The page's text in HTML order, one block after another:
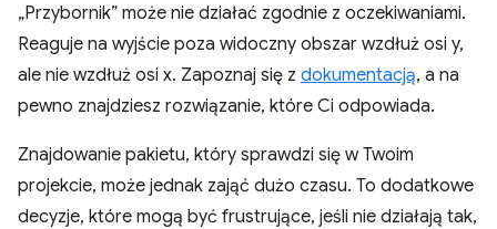
„Przybornik” może nie działać zgodnie z oczekiwaniami.
Reaguje na wyjście poza widoczny obszar wzdłuż osi y,
ale nie wzdłuż osi x. Zapoznaj się z dokumentacją, a na
pewno znajdziesz rozwiązanie, które Ci odpowiada.
Znajdowanie pakietu, który sprawdzi się w Twoim
projekcie, może jednak zająć dużo czasu. To dodatkowe
decyzje, które mogą być frustrujące, jeśli nie działają tak,